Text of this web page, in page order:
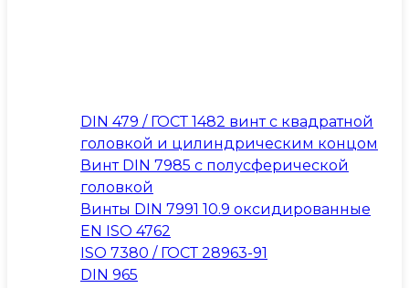
DIN 479 / ГОСТ 1482 винт с квадратной
головкой и цилиндрическим концом
Винт DIN 7985 с полусферической
головкой
Винты DIN 7991 10.9 оксидированные
EN ISO 4762
ISO 7380 / ГОСТ 28963-91
DIN 965